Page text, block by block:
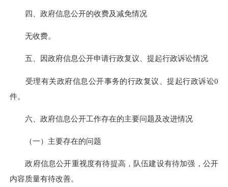
四、政府信息公开的收费及减免情况
无收费。
五、因政府信息公开申请行政复议、提起行政诉讼情况
受理有关政府信息公开事务的行政复议、提起行政诉讼0
件。
六 、政府信息公开工作存在的主要问题及改进情况
（一）主要存在的问题
政府信息公开重视度有待提高，队伍建设有待加强，公开
内容质量有待改善。